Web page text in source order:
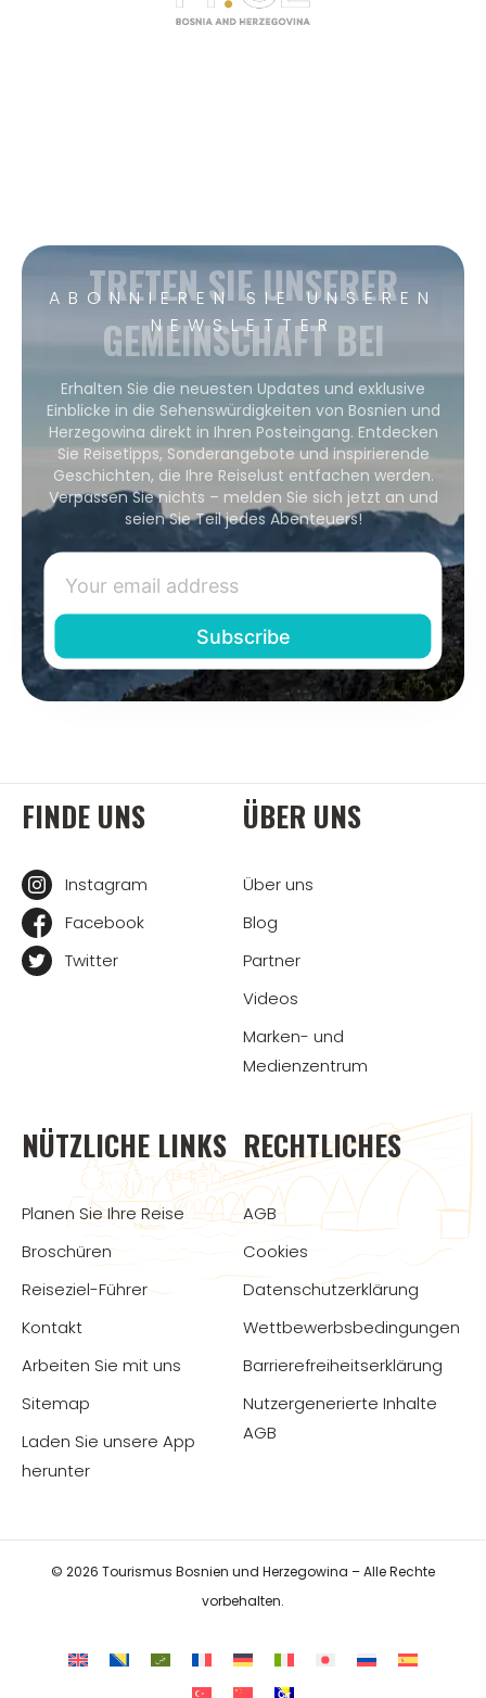
ABONNIEREN SIE UNSEREN
NEWSLETTER
TRETEN SIE UNSERER
GEMEINSCHAFT BEI
Erhalten Sie die neuesten Updates und exklusive
Einblicke in die Sehenswürdigkeiten von Bosnien und
Herzegowina direkt in Ihren Posteingang. Entdecken
Sie Reisetipps, Sonderangebote und inspirierende
Geschichten, die Ihre Reiselust entfachen werden.
Verpassen Sie nichts – melden Sie sich jetzt an und
seien Sie Teil jedes Abenteuers!
FINDE UNS
Instagram
Facebook
Twitter
ÜBER UNS
Über uns
Blog
Partner
Videos
Marken- und
Medienzentrum
NÜTZLICHE LINKS
Planen Sie Ihre Reise
Broschüren
Reiseziel-Führer
Kontakt
Arbeiten Sie mit uns
Sitemap
Laden Sie unsere App
herunter
RECHTLICHES
AGB
Cookies
Datenschutzerklärung
Wettbewerbsbedingungen
Barrierefreiheitserklärung
Nutzergenerierte Inhalte
AGB
© 2026 Tourismus Bosnien und Herzegowina – Alle Rechte
vorbehalten.